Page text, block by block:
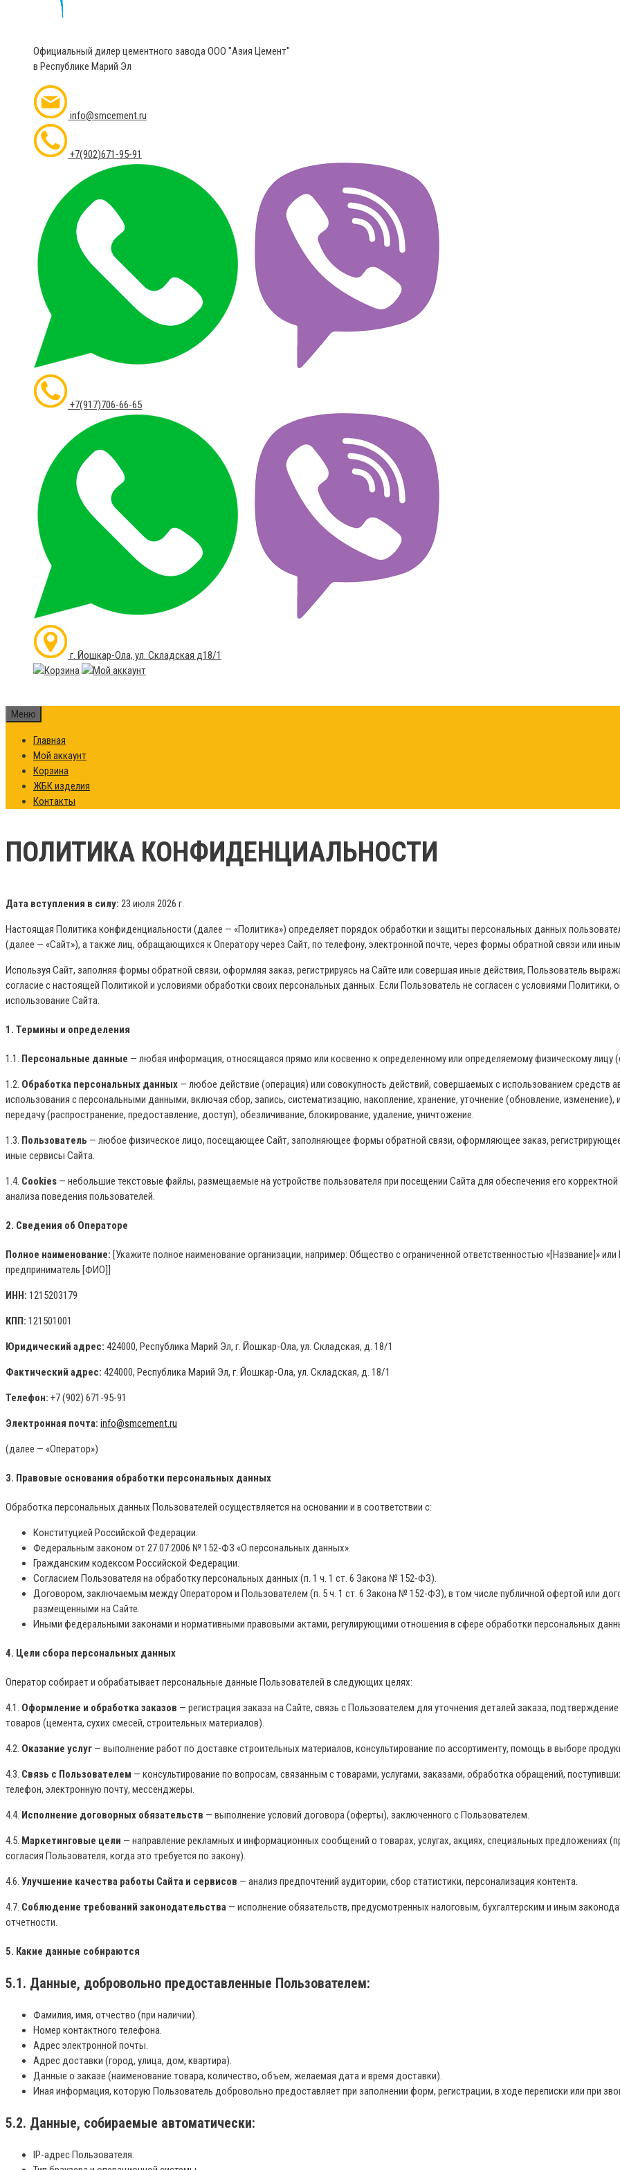
Официальный дилер цементного завода ООО "Азия Цемент"
в Республике Марий Эл
info@smcement.ru
+7(902)671-95-91
+7(917)706-66-65
г. Йошкар-Ола, ул. Складская д18/1
Меню
Главная
Мой аккаунт
Корзина
ЖБК изделия
Контакты
ПОЛИТИКА КОНФИДЕНЦИАЛЬНОСТИ
Дата вступления в силу: 23 июля 2026 г.
Настоящая Политика конфиденциальности (далее — «Политика») определяет порядок обработки и защиты персональных данных
(далее — «Сайт»), а также лиц, обращающихся к Оператору через Сайт, по телефону, электронной почте, через формы обратной связи или
Используя Сайт, заполняя формы обратной связи, оформляя заказ, регистрируясь на Сайте или совершая иные действия, Пользователь
согласие с настоящей Политикой и условиями обработки своих персональных данных. Если Пользователь не согласен с условиями Политики,
использование Сайта.
1. Термины и определения
1.1. Персональные данные — любая информация, относящаяся прямо или косвенно к определенному или определяемому физическому лицу
1.2. Обработка персональных данных — любое действие (операция) или совокупность действий, совершаемых с использованием средств
использования с персональными данными, включая сбор, запись, систематизацию, накопление, хранение, уточнение (обновление, изменение),
передачу (распространение, предоставление, доступ), обезличивание, блокирование, удаление, уничтожение.
1.3. Пользователь — любое физическое лицо, посещающее Сайт, заполняющее формы обратной связи, оформляющее заказ,
иные сервисы Сайта.
1.4. Cookies — небольшие текстовые файлы, размещаемые на устройстве пользователя при посещении Сайта для обеспечения его
анализа поведения пользователей.
2. Сведения об Операторе
Полное наименование: [Укажите полное наименование организации, например: Общество с ограниченной ответственностью «[Название]»
предприниматель [ФИО]]
ИНН: 1215203179
КПП: 121501001
Юридический адрес: 424000, Республика Марий Эл, г. Йошкар-Ола, ул. Складская, д. 18/1
Фактический адрес: 424000, Республика Марий Эл, г. Йошкар-Ола, ул. Складская, д. 18/1
Телефон: +7 (902) 671-95-91
Электронная почта: info@smcement.ru
(далее — «Оператор»)
3. Правовые основания обработки персональных данных
Обработка персональных данных Пользователей осуществляется на основании и в соответствии с:
Конституцией Российской Федерации.
Федеральным законом от 27.07.2006 № 152-ФЗ «О персональных данных».
Гражданским кодексом Российской Федерации.
Согласием Пользователя на обработку персональных данных (п. 1 ч. 1 ст. 6 Закона № 152-ФЗ).
Договором, заключаемым между Оператором и Пользователем (п. 5 ч. 1 ст. 6 Закона № 152-ФЗ), в том числе публичной офертой или
размещенными на Сайте.
Иными федеральными законами и нормативными правовыми актами, регулирующими отношения в сфере обработки персональных
4. Цели сбора персональных данных
Оператор собирает и обрабатывает персональные данные Пользователей в следующих целях:
4.1. Оформление и обработка заказов — регистрация заказа на Сайте, связь с Пользователем для уточнения деталей заказа,
товаров (цемента, сухих смесей, строительных материалов).
4.2. Оказание услуг — выполнение работ по доставке строительных материалов, консультирование по ассортименту, помощь в выборе
4.3. Связь с Пользователем — консультирование по вопросам, связанным с товарами, услугами, заказами, обработка обращений,
телефон, электронную почту, мессенджеры.
4.4. Исполнение договорных обязательств — выполнение условий договора (оферты), заключенного с Пользователем.
4.5. Маркетинговые цели — направление рекламных и информационных сообщений о товарах, услугах, акциях, специальных предложениях
согласия Пользователя, когда это требуется по закону).
4.6. Улучшение качества работы Сайта и сервисов — анализ предпочтений аудитории, сбор статистики, персонализация контента.
4.7. Соблюдение требований законодательства — исполнение обязательств, предусмотренных налоговым, бухгалтерским и иным
отчетности.
5. Какие данные собираются
5.1. Данные, добровольно предоставленные Пользователем:
Фамилия, имя, отчество (при наличии).
Номер контактного телефона.
Адрес электронной почты.
Адрес доставки (город, улица, дом, квартира).
Данные о заказе (наименование товара, количество, объем, желаемая дата и время доставки).
Иная информация, которую Пользователь добровольно предоставляет при заполнении форм, регистрации, в ходе переписки или при
5.2. Данные, собираемые автоматически:
IP-адрес Пользователя.